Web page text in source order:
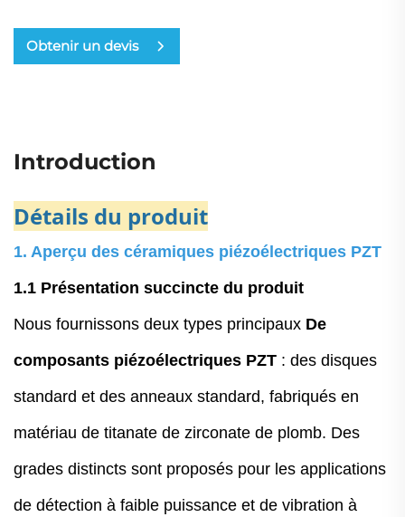
Obtenir un devis
Introduction
Détails du produit
1. Aperçu des céramiques piézoélectriques PZT
1.1 Présentation succincte du produit
Nous fournissons deux types principaux De
composants piézoélectriques PZT : des disques
standard et des anneaux standard, fabriqués en
matériau de titanate de zirconate de plomb. Des
grades distincts sont proposés pour les applications
de détection à faible puissance et de vibration à